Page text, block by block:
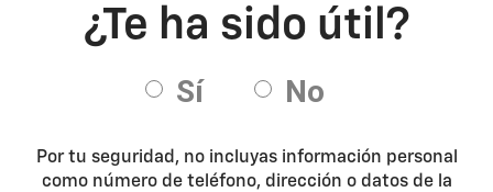
Por tu seguridad, no incluyas información personal
como número de teléfono, dirección o datos de la